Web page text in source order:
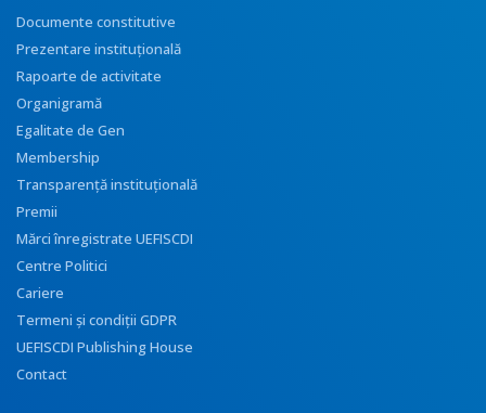
Documente constitutive
Prezentare instituţională
Rapoarte de activitate
Organigramă
Egalitate de Gen
Membership
Transparenţă instituţională
Premii
Mărci înregistrate UEFISCDI
Centre Politici
Cariere
Termeni și condiții GDPR
UEFISCDI Publishing House
Contact